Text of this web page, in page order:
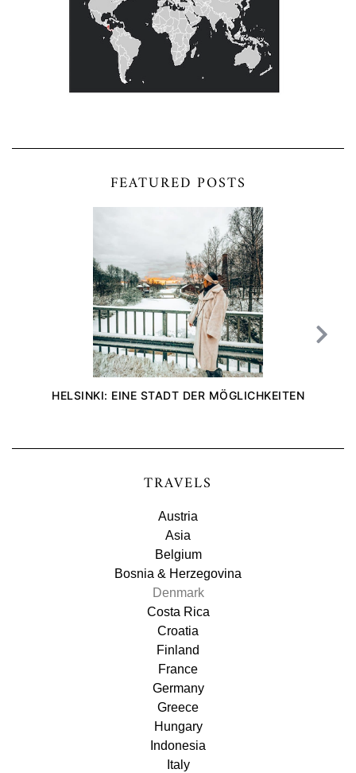
FEATURED POSTS
HELSINKI: EINE STADT DER MÖGLICHKEITEN
TRAVELS
Austria
Asia
Belgium
Bosnia & Herzegovina
Denmark
Costa Rica
Croatia
Finland
France
Germany
Greece
Hungary
Indonesia
Italy